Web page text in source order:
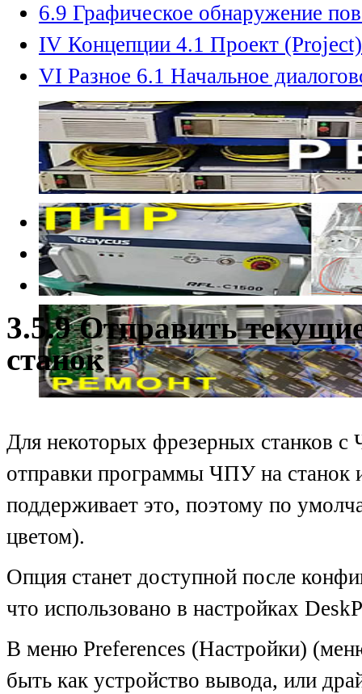
6.9 Графическое обнаружение
IV Концепции 4.1 Проект (Project)
VI Разное 6.1 Начальное
3.5.9 Отправить
станок
Для некоторых фрезерных станков с
отправки программы ЧПУ на станок
поддерживает это, поэтому по
цветом).
Опция станет доступной после
что использовано в настройках
В меню Preferences (Настройки)
быть как устройство вывода, или